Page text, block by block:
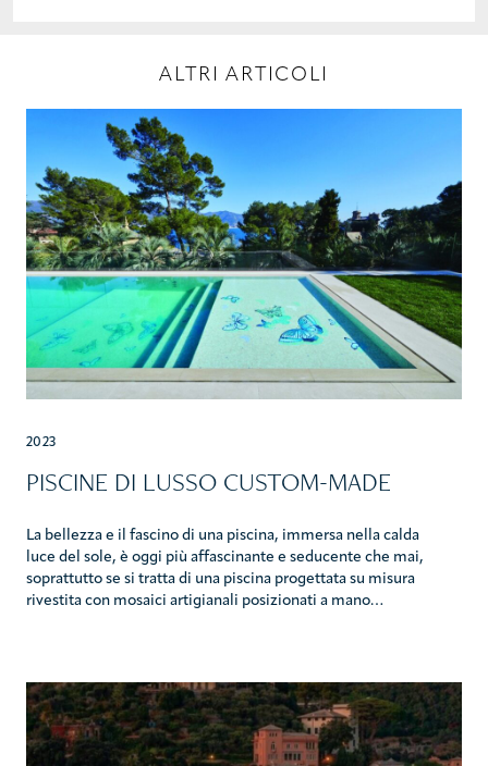
ALTRI ARTICOLI
2023
PISCINE DI LUSSO CUSTOM-MADE
La bellezza e il fascino di una piscina, immersa nella calda
luce del sole, è oggi più affascinante e seducente che mai,
soprattutto se si tratta di una piscina progettata su misura
rivestita con mosaici artigianali posizionati a mano…